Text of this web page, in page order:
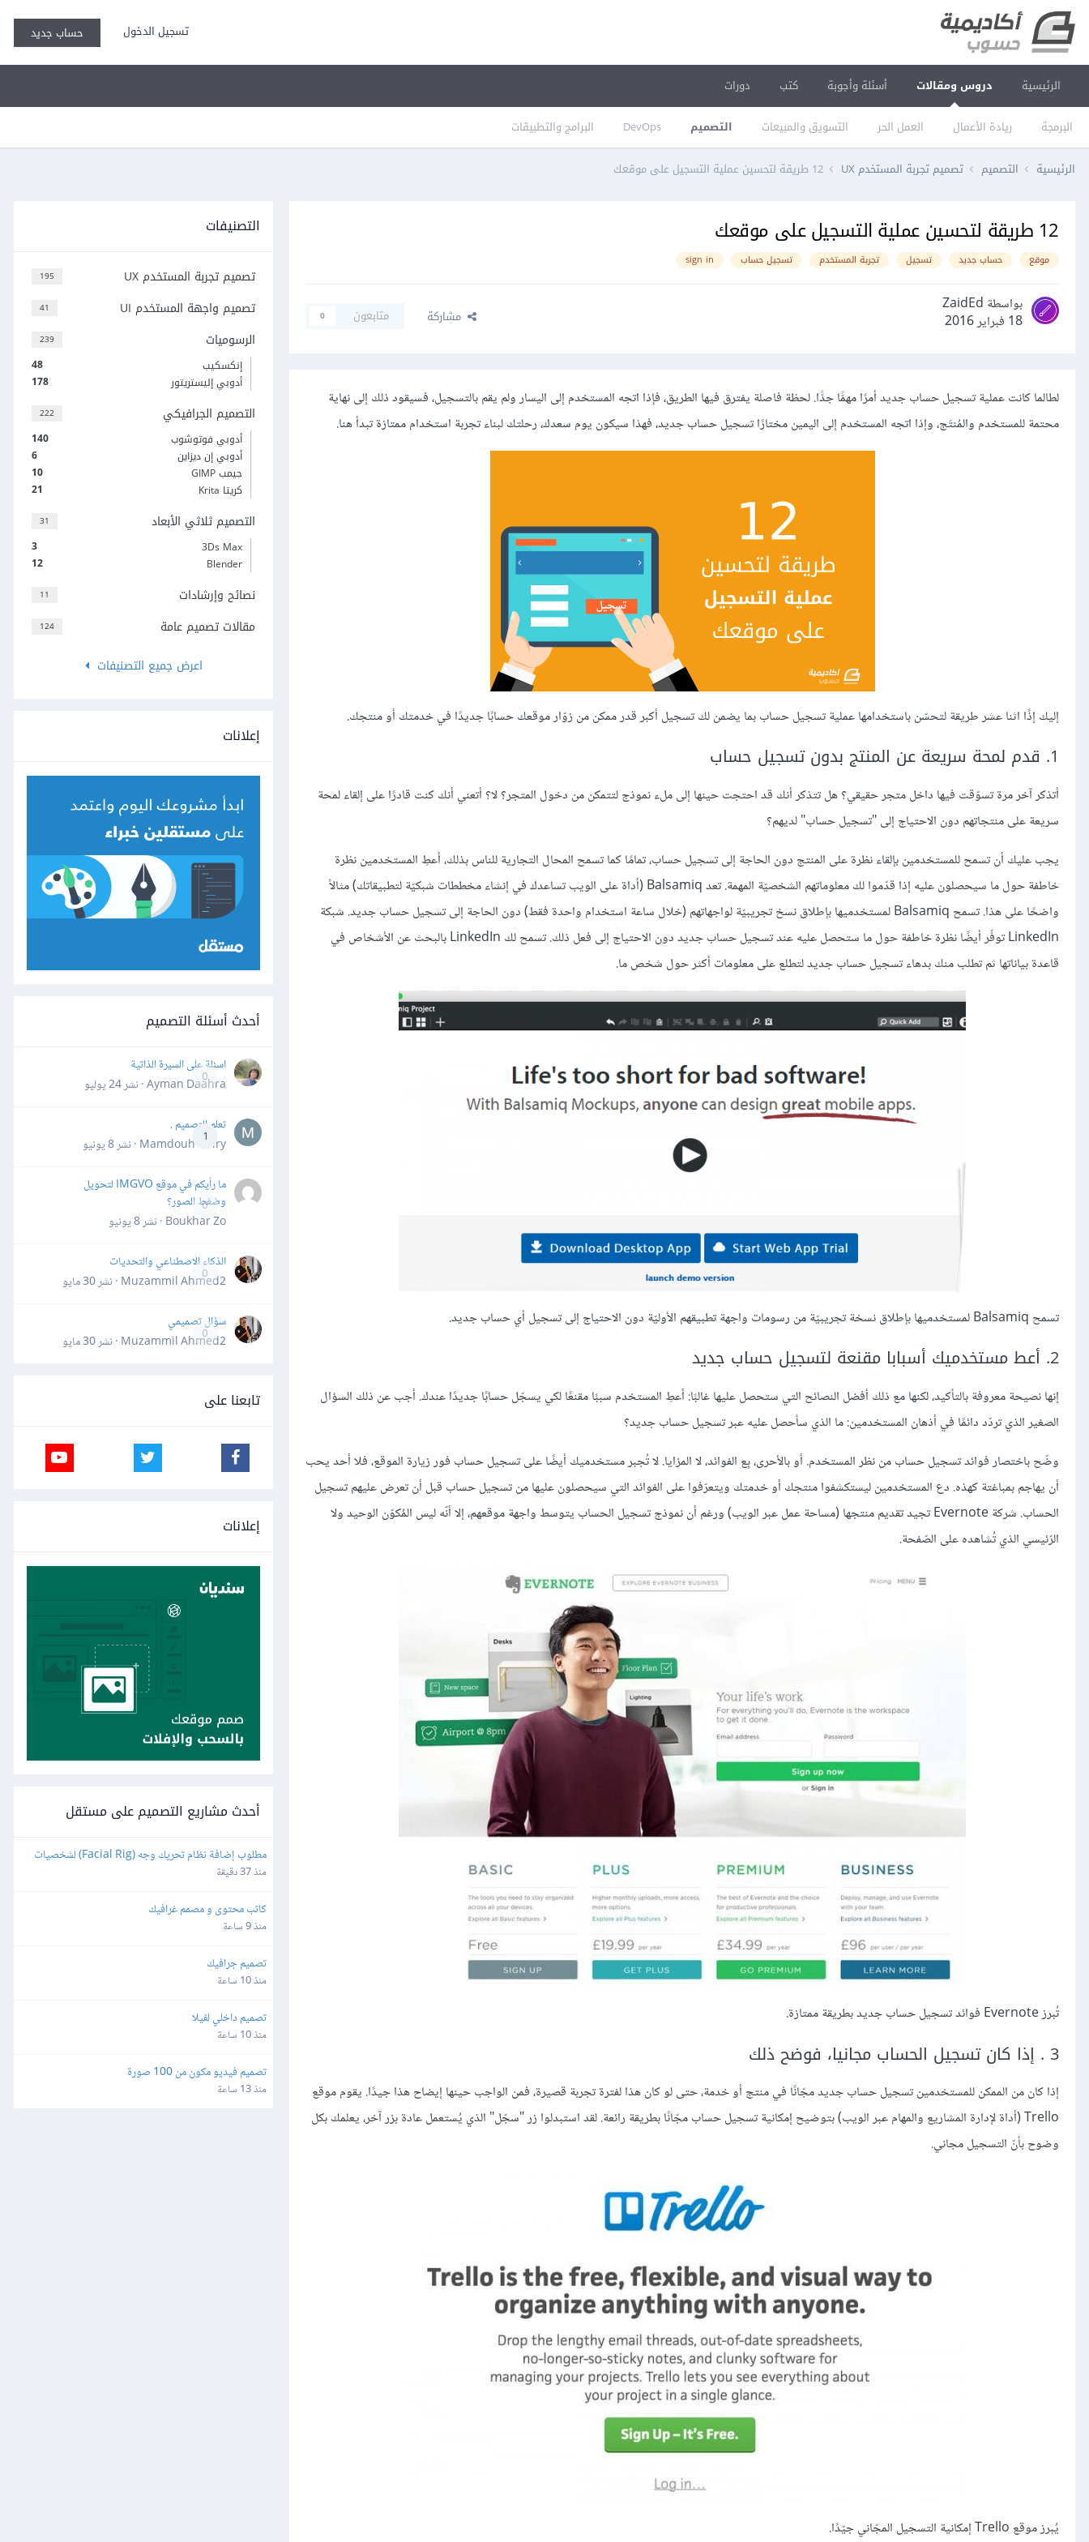
تسجيل الدخول حساب جديد
الرئيسية دروس ومقالات
البرمجة ريادة الأعمال العمل الحر التسويق والمبيعات التصميم DevOps البرامج والتطبيقات
أسئلة وأجوبة كتب دورات
الرئيسية التصميم تصميم تجربة المستخدم UX 12 طريقة لتحسين عملية التسجيل على موقعك
12 طريقة لتحسين عملية التسجيل على موقعك
موقع حساب جديد تسجيل تجربة المستخدم تسجيل حساب sign in
بواسطة ZaidEd
18 فبراير 2016
مشاركة متابعون 0
لطالما كانت عملية تسجيل حساب جديد أمرًا مهمًّا جدًّا. لحظة فاصلة يفترق فيها الطريق، فإذا اتجه المستخدم إلى اليسار ولم يقم بالتسجيل، فسيقود ذلك إلى نهاية
محتمة للمستخدم والمُنتَج، وإذا اتجه المستخدم إلى اليمين مختارًا تسجيل حساب جديد، فهذا سيكون يوم سعدك، رحلتك لبناء تجربة استخدام ممتازة تبدأ هنا.
إليك إذًا اثنا عشر طريقة لتحسّن باستخدامها عملية تسجيل حساب بما يضمن لك تسجيل أكبر قدر ممكن من زوّار موقعك حسابًا جديدًا في خدمتك أو منتجك.
1. قدم لمحة سريعة عن المنتج بدون تسجيل حساب
أتذكر آخر مرة تسوّقت فيها داخل متجر حقيقي؟ هل تتذكر أنك قد احتجت حينها إلى ملء نموذج لتتمكن من دخول المتجر؟ لا؟ أتعني أنك كنت قادرًا على إلقاء لمحة
سريعة على منتجاتهم دون الاحتياج إلى "تسجيل حساب" لديهم؟
يجب عليك أن تسمح للمستخدمين بإلقاء نظرة على المنتج دون الحاجة إلى تسجيل حساب، تمامًا كما تسمح المحال التجارية للناس بذلك، أعطِ المستخدمين نظرة
خاطفة حول ما سيحصلون عليه إذا قدّموا لك معلوماتهم الشخصيّة المهمة. تعد Balsamiq (أداة على الويب تساعدك في إنشاء مخططات شبكيّة لتطبيقاتك) مثالاً
واضحًا على هذا. تسمح Balsamiq لمستخدميها بإطلاق نسخ تجريبيّة لواجهاتهم (خلال ساعة استخدام واحدة فقط) دون الحاجة إلى تسجيل حساب جديد. شبكة
LinkedIn توفّر أيضًا نظرة خاطفة حول ما ستحصل عليه عند تسجيل حساب جديد دون الاحتياج إلى فعل ذلك. تسمح لك LinkedIn بالبحث عن الأشخاص في
قاعدة بياناتها ثم تطلب منك بدهاء تسجيل حساب جديد لتطلع على معلومات أكثر حول شخص ما.
تسمح Balsamiq لمستخدميها بإطلاق نسخة تجريبيّة من رسومات واجهة تطبيقهم الأوليّة دون الاحتياج إلى تسجيل أي حساب جديد.
2. أعط مستخدميك أسبابا مقنعة لتسجيل حساب جديد
إنها نصيحة معروفة بالتأكيد، لكنها مع ذلك أفضل النصائح التي ستحصل عليها غالبًا: أعطِ المستخدم سببًا مقنعًا لكي يسجّل حسابًا جديدًا عندك. أجب عن ذلك السؤال
الصغير الذي تردّد دائمًا في أذهان المستخدمين: ما الذي سأحصل عليه عبر تسجيل حساب جديد؟
وضّح باختصار فوائد تسجيل حساب من نظر المستخدم. أو بالأحرى، بِع الفوائد، لا المزايا. لا تُجبر مستخدميك أيضًا على تسجيل حساب فور زيارة الموقع، فلا أحد يحب
أن يهاجم بمباغتة كهذه. دع المستخدمين ليستكشفوا منتجك أو خدمتك ويتعرّفوا على الفوائد التي سيحصلون عليها من تسجيل حساب قبل أن تعرض عليهم تسجيل
الحساب. شركة Evernote تجيد تقديم منتجها (مساحة عمل عبر الويب) ورغم أن نموذج تسجيل الحساب يتوسط واجهة موقعهم، إلا أنّه ليس المُكوّن الوحيد ولا
الرّئيسي الذي تُشاهده على الصّفحة.
تُبرز Evernote فوائد تسجيل حساب جديد بطريقة ممتازة.
3 . إذا كان تسجيل الحساب مجانيا، فوضح ذلك
إذا كان من الممكن للمستخدمين تسجيل حساب جديد مجّانًا في منتج أو خدمة، حتى لو كان هذا لفترة تجربة قصيرة، فمن الواجب حينها إيضاح هذا جيدًا. يقوم موقع
Trello (أداة لإدارة المشاريع والمهام عبر الويب) بتوضيح إمكانية تسجيل حساب مجّانًا بطريقة رائعة. لقد استبدلوا زر "سجّل" الذي يُستعمل عادة بزر آخر، يعلمك بكل
وضوح بأنّ التسجيل مجاني.
يُبرز موقع Trello إمكانية التسجيل المجّاني جيّدًا.
التصنيفات
195 تصميم تجربة المستخدم UX
41 تصميم واجهة المستخدم UI
239 الرسوميات
48
إنكسكيب
178
أدوبي إليستريتور
222 التصميم الجرافيكي
140
أدوبي فوتوشوب
6
أدوبي إن ديزاين
10
جيمب GIMP
21
كريتا Krita
31 التصميم ثلاثي الأبعاد
3
3Ds Max
12
Blender
11 نصائح وإرشادات
124
مقالات تصميم عامة
اعرض جميع التصنيفات
إعلانات
أحدث أسئلة التصميم
0
اسئلة على السيرة الذاتية
Ayman Daahra · نشر
24 يوليو
1
تعلم التصميم .
Mamdouh Khiry · نشر
8 يونيو
0
ما رأيكم في موقع IMGVO لتحويل
وضغط الصور؟
Boukhar Zo · نشر
8 يونيو
0
الذكاء الاصطناعي والتحديات
Muzammil Ahmed2 · نشر
30 مايو
0
سؤال تصميمي
Muzammil Ahmed2 · نشر
30 مايو
تابعنا على
إعلانات
أحدث مشاريع التصميم على مستقل
3D بصيغة FBX باستخدام Blender
منذ 37 دقيقة
كاتب محتوى و مصمم غرافيك
منذ 9 ساعة
تصميم جرافيك
منذ 10 ساعة
تصميم داخلي لفيلا
منذ 10 ساعة
تصميم فيديو مكون من 100 صورة
منذ 13 ساعة